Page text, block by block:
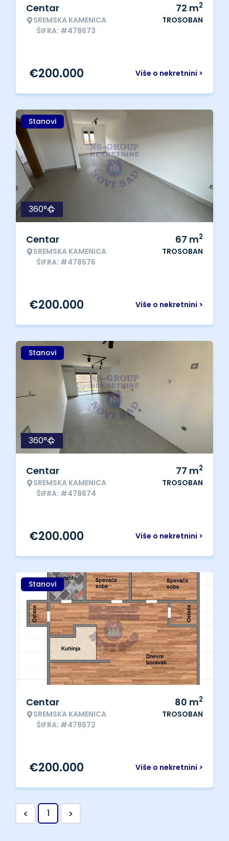
Centar
SREMSKA KAMENICA
ŠIFRA: #478673
72 m2
TROSOBAN
Više o nekretnini >
€200.000
Stanovi
360°
Centar
SREMSKA KAMENICA
ŠIFRA: #478676
67 m2
TROSOBAN
Više o nekretnini >
€200.000
Stanovi
360°
Centar
SREMSKA KAMENICA
ŠIFRA: #478674
77 m2
TROSOBAN
Više o nekretnini >
€200.000
Stanovi
Centar
SREMSKA KAMENICA
ŠIFRA: #478672
80 m2
TROSOBAN
Više o nekretnini >
€200.000
< 1 >